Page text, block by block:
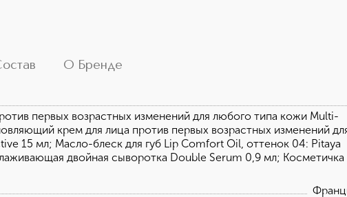
возвращающее коже сияние и жизненную силу. Масло-блеск Lip
волокон. Упаковка набора пригодна для вторичной
картона использовалась древесина из устойчиво
О Бренде
первых возрастных изменений для любого типа кожи Multi-
крем для лица против первых возрастных изменений
15 мл; Масло-блеск для губ Lip Comfort Oil, оттенок 04: Pitaya
двойная сыворотка Double Serum 0,9 мл; Косметичка